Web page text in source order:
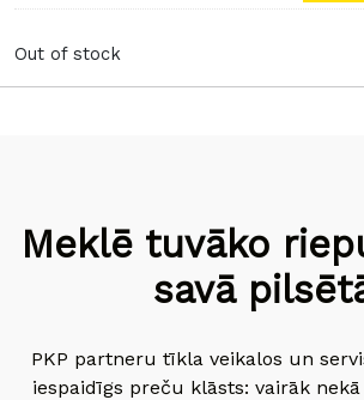
Out of stock
Meklē tuvāko
savā
PKP partneru tīkla veikalos un
iespaidīgs preču klāsts: vairāk